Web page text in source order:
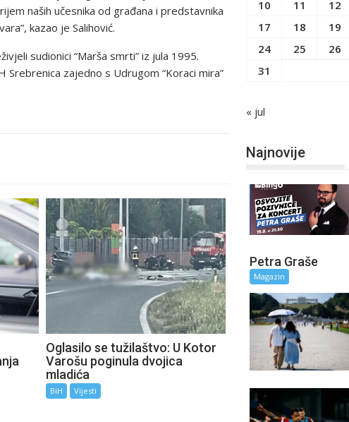
naših učesnika od građana i predstavnika
kazao je Salihović.
sudionici “Marša smrti” iz jula 1995.
Srebrenica zajedno s Udrugom “Koraci mira”
Oglasilo se tužilaštvo: U Kotor
Varošu poginula dvojica
mladića
BiH Vijesti
10
11 12
17
18 19
24
25 26
31
« jul
Najnovije
Petra Graše
Magazin